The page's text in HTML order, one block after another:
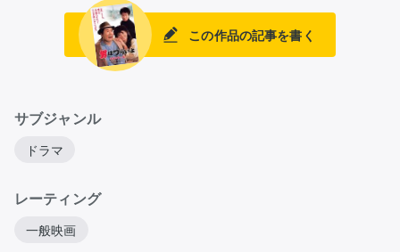
この作品の記事を書く
サブジャンル
ドラマ
レーティング
一般映画